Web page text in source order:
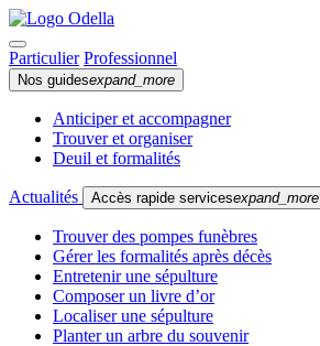
Particulier Professionnel
Nos guidesexpand_more
Anticiper et accompagner
Trouver et organiser
Deuil et formalités
Actualités Accès rapide servicesexpand_more
Trouver des pompes funèbres
Gérer les formalités après décès
Entretenir une sépulture
Composer un livre d’or
Localiser une sépulture
Planter un arbre du souvenir